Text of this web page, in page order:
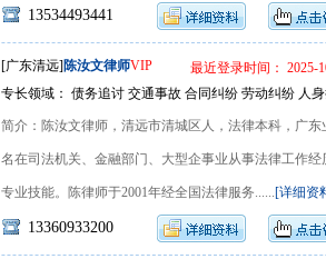
13534493441
[广东清远] 陈汝文律师VIP
最近登录时间： 2025-
专长领域： 债务追讨 交通事故 合同纠纷 劳动纠纷 人
简介：陈汝文律师，清远市清城区人，法律本科，广
名在司法机关、金融部门、大型企事业从事法律工作
专业技能。陈律师于2001年经全国法律服务......[详细资
13360933200